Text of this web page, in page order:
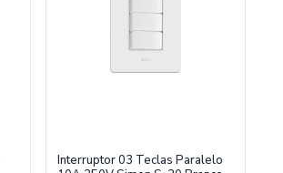
Interruptor 03 Teclas Paralelo